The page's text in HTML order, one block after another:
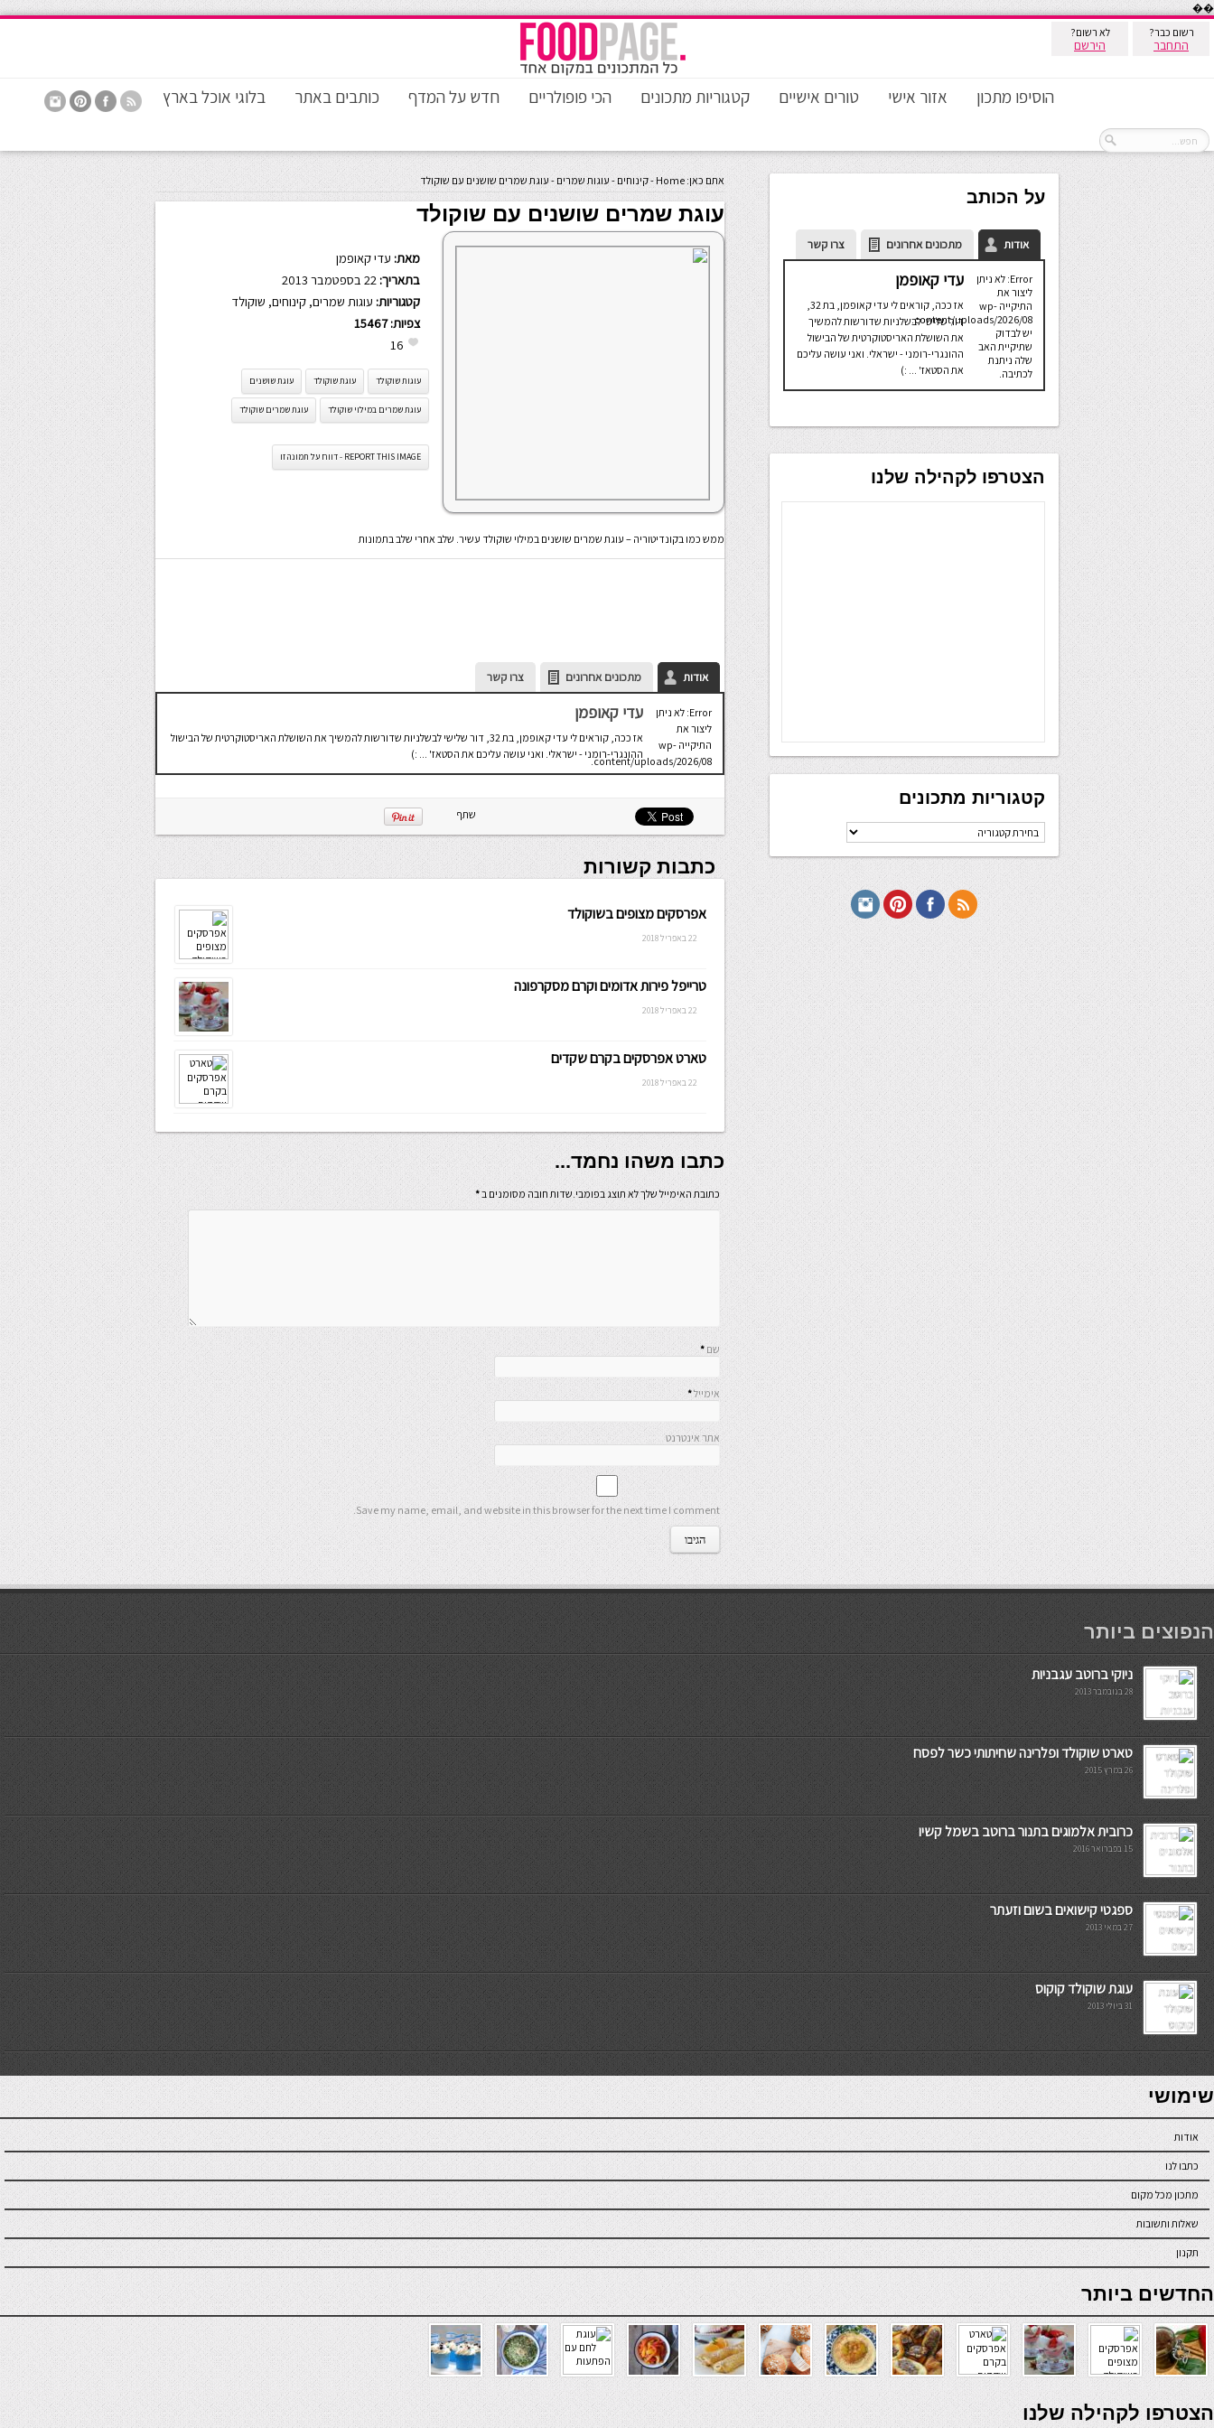
��
רשום כבר?
התחבר
לא רשום?
הירשם
הוסיפו מתכון אזור אישי טורים אישיים קטגוריות מתכונים הכי פופולריים חדש על המדף כותבים באתר בלוגי אוכל בארץ
אתם כאן: Home
-קינוחים - עוגות שמרים - עוגת שמרים שושנים עם שוקולד
עוגת שמרים שושנים עם שוקולד
מאת: עדי קאופמן
בתאריך:
קטגוריות: עוגות שמרים, קינוחים, שוקולד
צפיות:15467
16
עוגות שוקולד עוגת שוקולד עוגת שושנים
עוגת שמרים במילוי שוקולד עוגת שמרים שוקולד
REPORT THIS IMAGE - דווח על תמונה זו
ממש כמו בקונדיטוריה – עוגת שמרים שושנים במילוי שוקולד עשיר. שלב אחרי שלב בתמונות
אודות מתכונים אחרונים צרו קשר
Error: לא ניתן
ליצור את
התיקייה wp-
content/uploads/2026/08.
יש לבדוק
שלה ניתנת
לכתיבה.
עדי קאופמן
אז ככה, קוראים לי עדי קאופמן, בת 32, דור שלישי לבשלניות שדורשות להמשיך את השושלת האריסטוקרטית של הבישול
ההונגרי-רומני - ישראלי. ואני עושה עליכם את הסטאז' ... :)
שתף
כתבות קשורות
אפרסקים מצופים בשוקולד
22 באפריל 2018
טרייפל פירות אדומים וקרם מסקרפונה
22 באפריל 2018
טארט אפרסקים בקרם שקדים
22 באפריל 2018
כתבו משהו נחמד...
כתובת האימייל שלך לא תוצג בפומבי.שדות חובה מסומנים ב*
שם *
אימייל*
אתר אינטרנט
Save my name, email, and website in this browser for the next time I comment.
על הכותב
אודות מתכונים אחרונים צרו קשר
Error: לא ניתן
ליצור את
התיקייה wp-
content/uploads/2026/08.
יש לבדוק
שתיקיית האב
שלה ניתנת
לכתיבה.
עדי קאופמן
אז ככה, קוראים לי עדי קאופמן, בת 32,
דור שלישי לבשלניות שדורשות להמשיך
את השושלת האריסטוקרטית של הבישול
ההונגרי-רומני - ישראלי. ואני עושה עליכם
את הסטאז' ... :)
הצטרפו לקהילה שלנו
קטגוריות מתכונים
קטגוריות
מתכונים
мостбет кг
הנפוצים ביותר
ניוקי ברוטב עגבניות
28 בנובמבר 2013
טארט שוקולד ופלרינה שחיתותי כשר לפסח
26 במרץ 2015
כרובית אלמוגים בתנור ברוטב בשמל קשיו
15 בפברואר 2016
ספגטי קישואים בשום וזעתר
27 במאי 2013
עוגת שוקולד קוקוס
31 ביולי 2013
7slots
seriöse online casinos österreich
שימושי
אודות
כתבו לנו
מתכון מכל מקום
שאלות ותשובות
תקנון
online casino
החדשים ביותר
verde casino
הצטרפו לקהילה שלנו